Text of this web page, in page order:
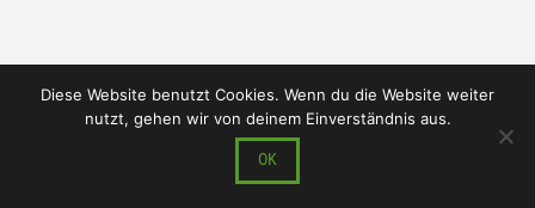
Diese Website benutzt Cookies. Wenn du die Website weiter
nutzt, gehen wir von deinem Einverständnis aus.
OK